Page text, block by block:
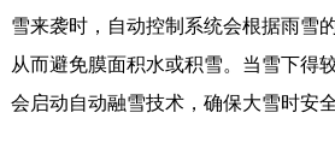
雪来袭时，自动控制系统会根据雨雪
从而避免膜面积水或积雪。当雪下得
会启动自动融雪技术，确保大雪时安全